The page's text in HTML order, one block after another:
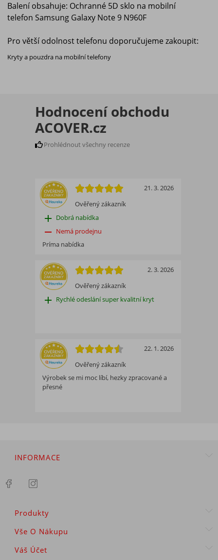
Balení obsahuje: Ochranné 5D sklo na mobilní
telefon Samsung Galaxy Note 9 N960F
Pro větší odolnost telefonu doporučujeme zakoupit:
Kryty a pouzdra na mobilní telefony
Hodnocení obchodu
ACOVER.cz
Prohlédnout všechny recenze
Ověřený zákazník
21. 3. 2026
add Dobrá nabídka
remove Nemá prodejnu
Príma nabídka
Ověřený zákazník
2. 3. 2026
add Rychlé odeslání super kvalitní kryt
Ověřený zákazník
22. 1. 2026
Výrobek se mi moc líbí, hezky zpracované a
přesné
INFORMACE
Produkty
Vše O Nákupu
Váš Účet